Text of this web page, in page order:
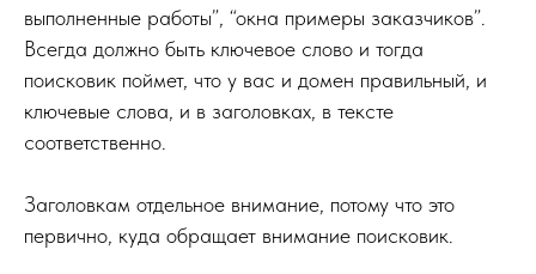
выполненные работы”, “окна примеры заказчиков”.
Всегда должно быть ключевое слово и тогда
поисковик поймет, что у вас и домен правильный, и
ключевые слова, и в заголовках, в тексте
соответственно.
Заголовкам отдельное внимание, потому что это
первично, куда обращает внимание поисковик.